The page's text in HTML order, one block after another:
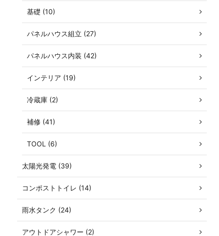
基礎 (10)
パネルハウス組立 (27)
パネルハウス内装 (42)
インテリア (19)
冷蔵庫 (2)
補修 (41)
TOOL (6)
太陽光発電 (39)
コンポストトイレ (14)
雨水タンク (24)
アウトドアシャワー (2)